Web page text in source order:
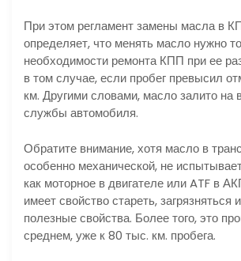
При этом регламент замены масла в
определяет, что менять масло нужно
необходимости ремонта КПП при ее
в том случае, если пробег превысил
км. Другими словами, масло залито на
службы автомобиля.
Обратите внимание, хотя масло в
особенно механической, не
как моторное в двигателе или ATF в
имеет свойство стареть, загрязняться
полезные свойства. Более того, это
среднем, уже к 80 тыс. км. пробега.